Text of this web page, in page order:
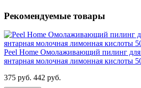
Рекомендуемые товары
Peel Home Омолаживающий пилинг
янтарная молочная лимонная кислоты
375 руб. 442 руб.